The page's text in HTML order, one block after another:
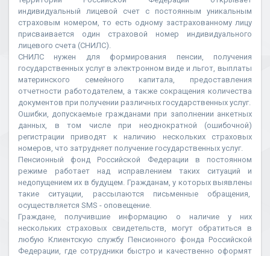
индивидуальный лицевой счет с постоянным уникальным
страховым номером, то есть одному застрахованному лицу
присваивается один страховой номер индивидуального
лицевого счета (СНИЛС).
СНИЛС нужен для формирования пенсии, получения
государственных услуг в электронном виде и льгот, выплаты
материнского семейного капитала, предоставления
отчетности работодателем, а также сокращения количества
документов при получении различных государственных услуг.
Ошибки, допускаемые гражданами при заполнении анкетных
данных, в том числе при неоднократной (ошибочной)
регистрации приводят к наличию нескольких страховых
номеров, что затрудняет получение государственных услуг.
Пенсионный фонд Российской Федерации в постоянном
режиме работает над исправлением таких ситуаций и
недопущением их в будущем. Гражданам, у которых выявлены
такие ситуации, рассылаются письменные обращения,
осуществляется SMS - оповещение.
Граждане, получившие информацию о наличие у них
нескольких страховых свидетельств, могут обратиться в
любую Клиентскую службу Пенсионного фонда Российской
Федерации, где сотрудники быстро и качественно оформят